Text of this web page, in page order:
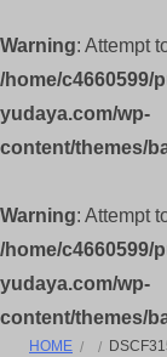
Warning: Attempt
/home/c4660599/
yudaya.com/wp-
content/themes/
Warning: Attempt
/home/c4660599/
yudaya.com/wp-
content/themes/
HOME